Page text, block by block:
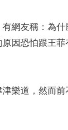
網友稱：為
因恐怕跟王菲
樂道，然而